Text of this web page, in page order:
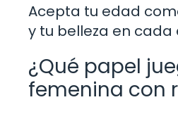
Acepta tu edad
y tu belleza en cada
¿Qué papel
femenina con